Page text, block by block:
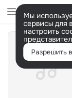
Мы
сервисы для
настроить
Разрешить